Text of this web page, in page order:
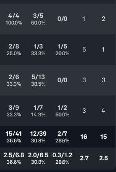
4/4
100.0%
3/5
60.0% 0/0 1 2
2/8
25.0%
1/3
33.3%
1/5
20.0% 5 1
2/6
33.3%
5/13
38.5% 0/0 3 3
3/9
33.3%
1/7
14.3%
1/2
50.0% 3 4
15/41
36.6%
12/39
30.8%
2/7
28.6% 16 15
2.5/6.8
36.6%
2.0/6.5
30.8%
0.3/1.2
28.6% 2.7 2.5